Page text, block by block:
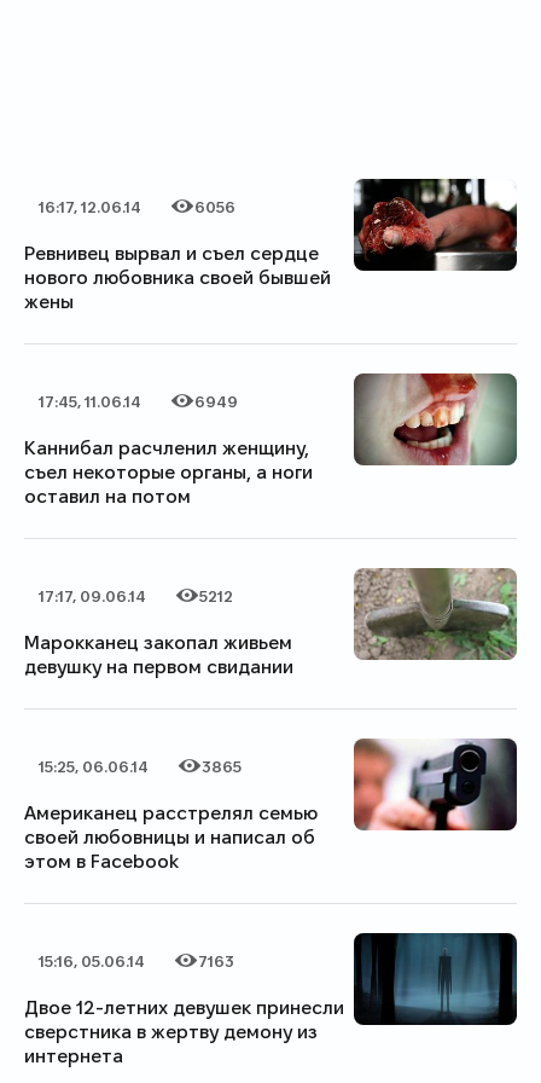
Дата публикации
16:17, 12.06.14
Категория
Количество просмотров
6056
Ревнивец вырвал и съел сердце
нового любовника своей бывшей
жены
Дата публикации
17:45, 11.06.14
Категория
Количество просмотров
6949
Каннибал расчленил женщину,
съел некоторые органы, а ноги
оставил на потом
Дата публикации
17:17, 09.06.14
Категория
Количество просмотров
5212
Марокканец закопал живьем
девушку на первом свидании
Дата публикации
15:25, 06.06.14
Категория
Количество просмотров
3865
Американец расстрелял семью
своей любовницы и написал об
этом в Facebook
Дата публикации
15:16, 05.06.14
Категория
Количество просмотров
7163
Двое 12-летних девушек принесли
сверстника в жертву демону из
интернета